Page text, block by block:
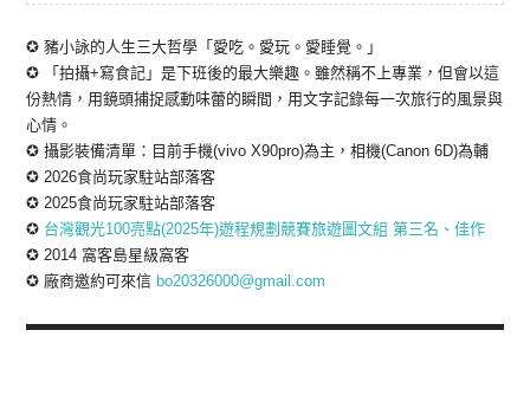
✪ 豬小詠的人生三大哲學「愛吃。愛玩。愛睡覺。」
✪ 「拍攝+寫食記」是下班後的最大樂趣。雖然稱不上專業，但會以這
份熱情，用鏡頭捕捉感動味蕾的瞬間，用文字記錄每一次旅行的風景與
心情。
✪ 攝影裝備清單：目前手機(vivo X90pro)為主，相機(Canon 6D)為輔
✪ 2026食尚玩家駐站部落客
✪ 2025食尚玩家駐站部落客
✪ 台灣觀光100亮點(2025年)遊程規劃競賽旅遊圖文組 第三名、佳作
✪ 2014 窩客島星級窩客
✪ 廠商邀約可來信 bo20326000@gmail.com